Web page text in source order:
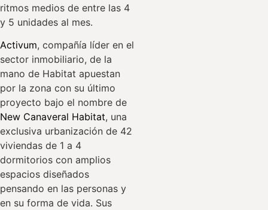
ritmos medios de entre las 4
y 5 unidades al mes.
Activum, compañía líder en el
sector inmobiliario, de la
mano de Habitat apuestan
por la zona con su último
proyecto bajo el nombre de
New Canaveral Habitat, una
exclusiva urbanización de 42
viviendas de 1 a 4
dormitorios con amplios
espacios diseñados
pensando en las personas y
en su forma de vida. Sus